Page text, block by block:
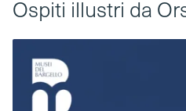
Ospiti illustri da